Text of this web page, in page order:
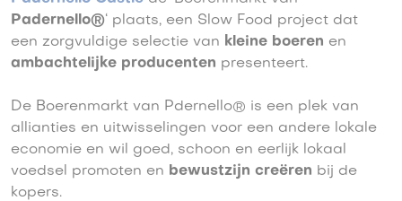
Padernello®‘ plaats, een Slow Food project dat
een zorgvuldige selectie van kleine boeren en
ambachtelijke producenten presenteert.
De Boerenmarkt van Pdernello® is een plek van
allianties en uitwisselingen voor een andere lokale
economie en wil goed, schoon en eerlijk lokaal
voedsel promoten en bewustzijn creëren bij de
kopers.